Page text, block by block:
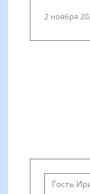
2 ноября
Гость